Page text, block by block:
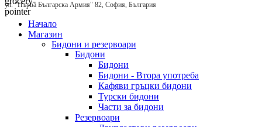
ул. "Първа Българска Армия" 82, София, България
Начало
Магазин
Бидони и резервоари
Бидони
Бидони
Бидони - Втора употреба
Кафяви гръцки бидони
Турски бидони
Части за бидони
Резервоари